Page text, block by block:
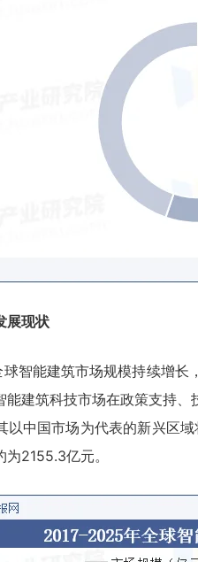
展现状
智能建筑市场规模持续增长
能建筑科技市场在政策支持
以中国市场为代表的新兴区
2155.3亿元。